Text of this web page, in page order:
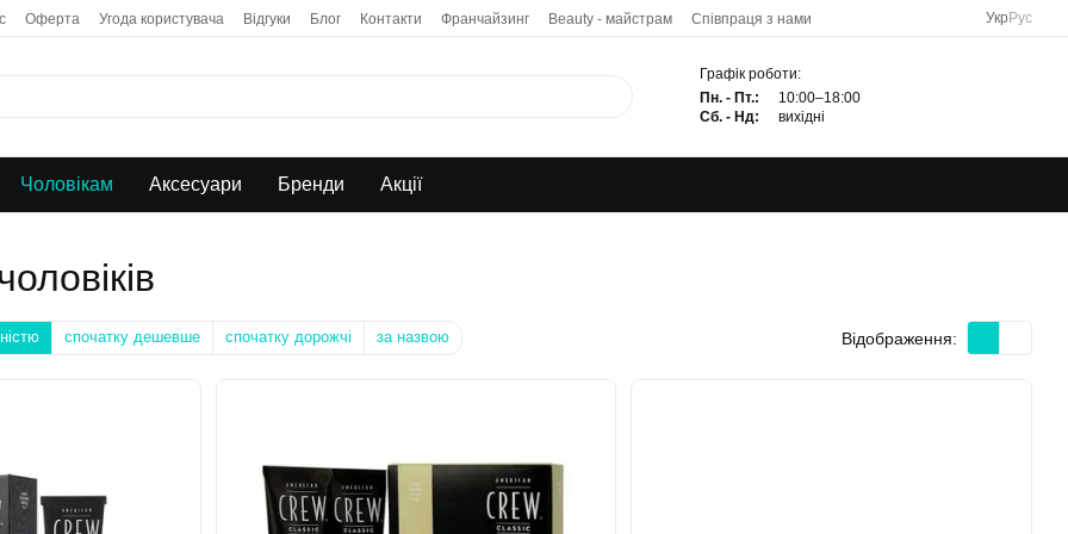
Оферта Угода користувача Відгуки Блог Контакти Франчайзинг Beauty - майстрам
Співпраця з нами
Укр Рус
Графік роботи:
Пн. - Пт.:
10:00–18:00
Сб. - Нд:
вихідні
Чоловікам Аксесуари Бренди Акції
спочатку дешевше спочатку дорожчі за назвою Відображення: